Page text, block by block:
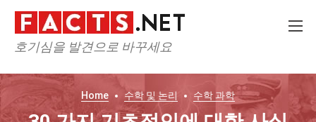
호기심을 발견으로 바꾸세요
Home 수학 및 논리 수학 과학